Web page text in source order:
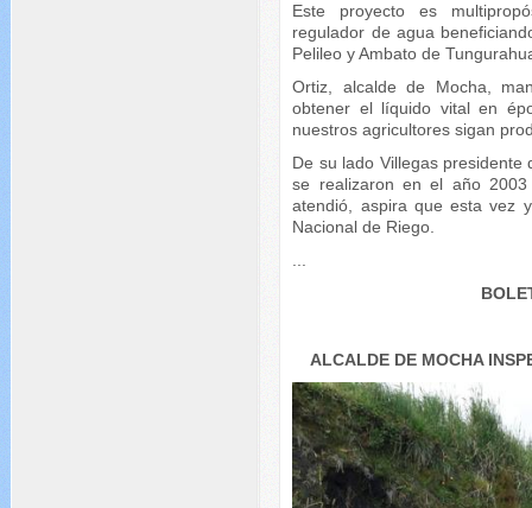
Este proyecto es
regulador de agua
Pelileo y Ambato de
Ortiz, alcalde de Mocha,
obtener el líquido vital en
nuestros agricultores sigan
De su lado Villegas
se realizaron en el año
atendió, aspira que esta vez
Nacional de Riego.
ALCALDE DE MOCHA